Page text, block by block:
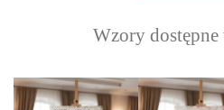
Wzory dostępne